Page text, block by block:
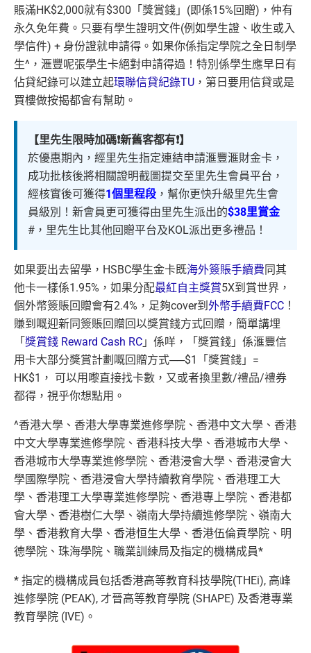
賬滿HK$2,000就有$300「獎賞錢」(即係15%回贈)，仲有
永久免年費。只要有學生證明文件(例如學生證、收生或入
學信件) + 身份證就申請得。如果你係指定學院之全日制學
生^，滙豐呢張學生卡絕對申請得過！特別係學生應早日有
佔貸紀錄可以建立起環聯信貸紀錄TU ，第日要用信貸或是
買樓做按揭都會有幫助。
【里先生限時加碼❗️新舊客都有❗️】
於優惠期內，經里先生指定連結申請滙豐滙財金卡，
成功批核後將相關證明截圖提交至里先生會員平台，
經核實後可獲得1個里程段 ，幫你更快升級里先生會
員級別！新會員更可獲得由里先生派出的$38里賞金
#，里先生比其他回贈平台及KOL派出更多禮品！
如果要出去留學，HSBC學生金卡既海外簽賬手續費 同其
他卡一樣係1.95%，如果分配最紅自主獎賞5X到賞世界，
個外幣簽賬回贈會有2.4%，足夠cover到 外幣手續費FCC ！
賺到嘅迎新同簽賬回贈回以獎賞錢方式回贈，簡單講埋
「 獎賞錢 Reward Cash RC 」係咩，「獎賞錢」係滙豐信
用卡大部分獎賞計劃嘅回贈方式──$1「獎賞錢」=
HK$1， 可以用嚟直接找卡數，又或者換里數/禮品/禮券
都得，視乎你想點用。
^香港大學、香港大學專業進修學院、香港中文大學、香港
中文大學專業進修學院、香港科技大學、香港城市大學、
香港城市大學專業進修學院、香港浸會大學、香港浸會大
學國際學院、香港浸會大學持續教育學院、香港理工大
學、香港理工大學專業進修學院、香港專上學院、香港都
會大學、香港樹仁大學、嶺南大學持續進修學院、嶺南大
學、香港教育大學、香港恒生大學、香港伍倫貢學院、明
德學院、珠海學院、職業訓練局及指定的機構成員*
* 指定的機構成員包括香港高等教育科技學院(THEi), 高峰
進修學院 (PEAK), 才晉高等教育學院 (SHAPE) 及香港專業
教育學院 (IVE)。